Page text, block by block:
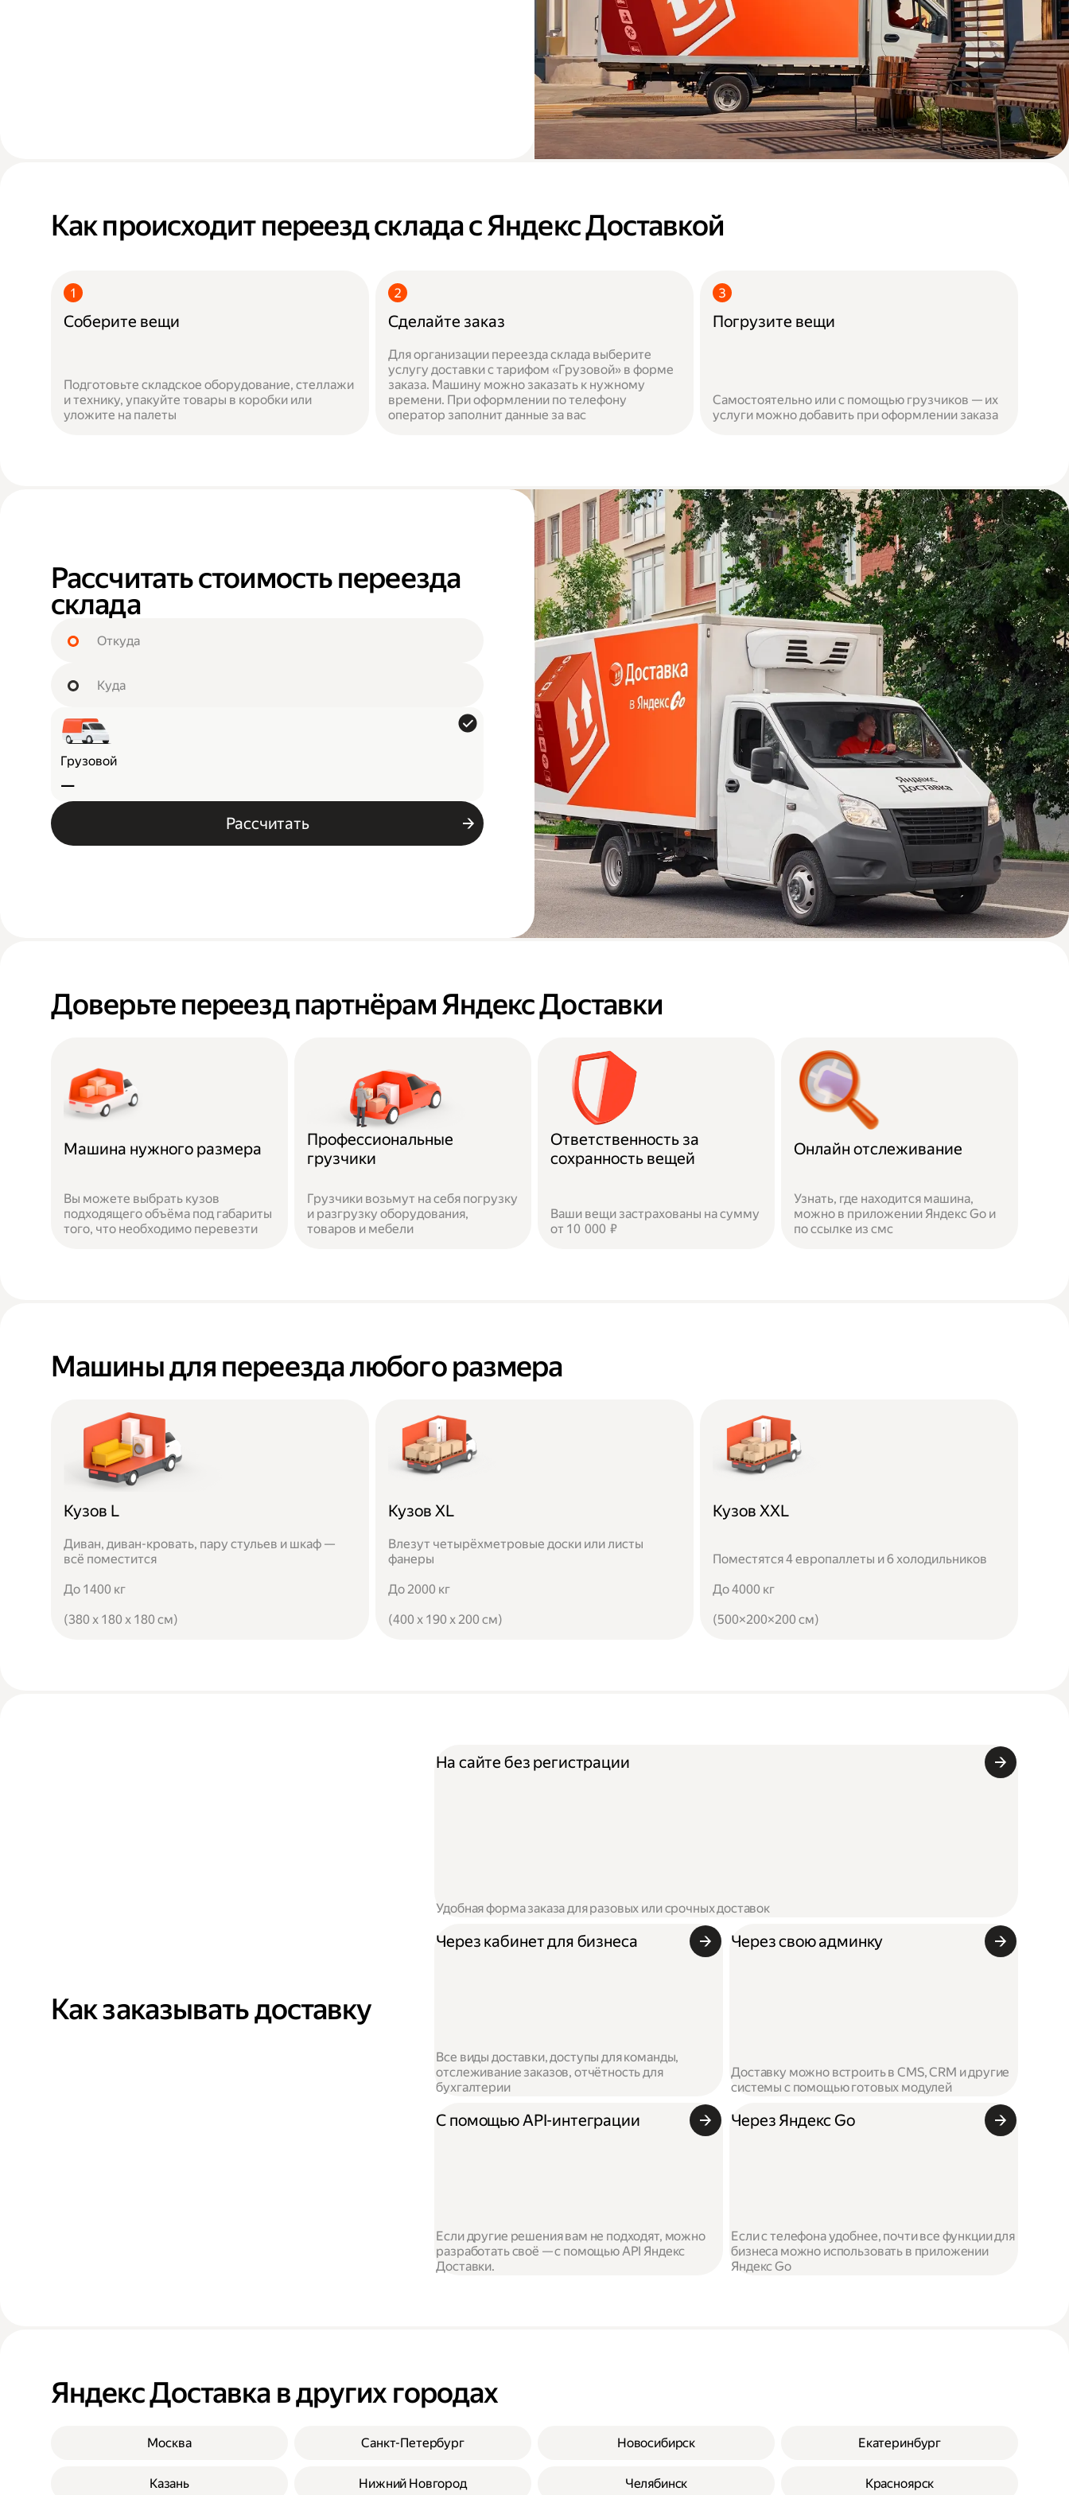
Как происходит переезд склада с Яндекс Доставкой
Соберите вещи
Подготовьте складское оборудование, стеллажи
и технику, упакуйте товары в коробки или
уложите на палеты
Сделайте заказ
Для организации переезда склада выберите
услугу доставки с тарифом «Грузовой» в форме
заказа. Машину можно заказать к нужному
времени. При оформлении по телефону
оператор заполнит данные за вас
Погрузите вещи
Самостоятельно или с помощью грузчиков — их
услуги можно добавить при оформлении заказа
Рассчитать стоимость переезда
склада
Грузовой
—
Рассчитать
Доверьте переезд партнёрам Яндекс Доставки
Машина нужного размера
Вы можете выбрать кузов
подходящего объёма под габариты
того, что необходимо перевезти
Профессиональные
грузчики
Грузчики возьмут на себя погрузку
и разгрузку оборудования,
товаров и мебели
Ответственность за
сохранность вещей
Ваши вещи застрахованы на сумму
от 10 000 ₽
Онлайн отслеживание
Узнать, где находится машина,
можно в приложении Яндекс Go и
по ссылке из смс
Машины для переезда любого размера
Кузов L
Диван, диван-кровать, пару стульев и шкаф —
всё поместится
До 1400 кг
(380 x 180 x 180 см)
Кузов XL
Влезут четырёхметровые доски или листы
фанеры
До 2000 кг
(400 x 190 x 200 см)
Кузов XXL
Поместятся 4 европаллеты и 6 холодильников
До 4000 кг
(500×200×200 см)
Как заказывать доставку
На сайте без регистрации
Удобная форма заказа для разовых или срочных доставок
Через кабинет для бизнеса
Все виды доставки, доступы для команды,
отслеживание заказов, отчётность для
бухгалтерии
Через свою админку
Доставку можно встроить в CMS, CRM и другие
системы с помощью готовых модулей
С помощью API-интеграции
Если другие решения вам не подходят, можно
разработать своё — с помощью API Яндекс
Доставки.
Через Яндекс Go
Если с телефона удобнее, почти все функции для
бизнеса можно использовать в приложении
Яндекс Go
Яндекс Доставка в других городах
Москва Санкт-Петербург Новосибирск Екатеринбург
Казань Нижний Новгород Челябинск Красноярск